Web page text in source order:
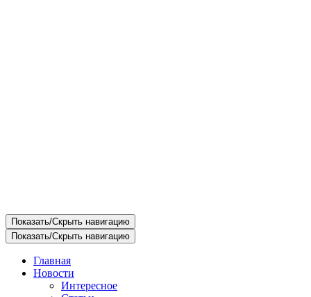
Показать/Скрыть навигацию
Показать/Скрыть навигацию
Главная
Новости
Интересное